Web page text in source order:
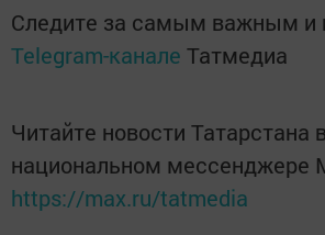
Следите за самым важным и
Telegram-канале Татмедиа
Читайте новости Татарстана в
национальном мессенджере
https://max.ru/tatmedia